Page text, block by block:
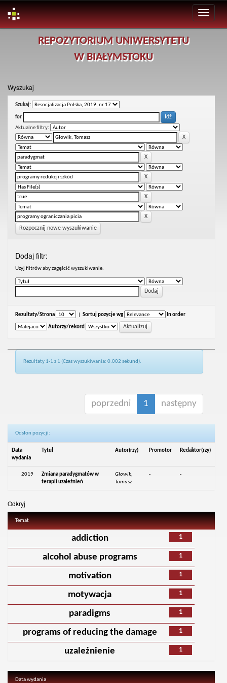
REPOZYTORIUM UNIWERSYTETU
W BIAŁYMSTOKU
Wyszukaj
Szukaj:
for
Aktualne filtry:
Rozpocznij nowe wyszukiwanie
Dodaj filtr:
Uzyj filtrów aby zagęścić wyszukiwanie.
Rezultaty/Strona Sortuj pozycje wg In order
Autorzy/rekord
Rezultaty 1-1 z 1 (Czas wyszukiwania: 0.002 sekund).
poprzedni 1 następny
Odsłon pozycji:
Data
wydania
Tytuł Autor(rzy) Promotor Redaktor(rzy)
2019
Zmiana paradygmatów w
terapii uzależnień
Głowik,
Tomasz
- -
Odkryj
Temat
1
addiction
1
alcohol abuse programs
1
motivation
1
motywacja
1
paradigms
1
programs of reducing the damage
1
uzależnienie
Data wydania